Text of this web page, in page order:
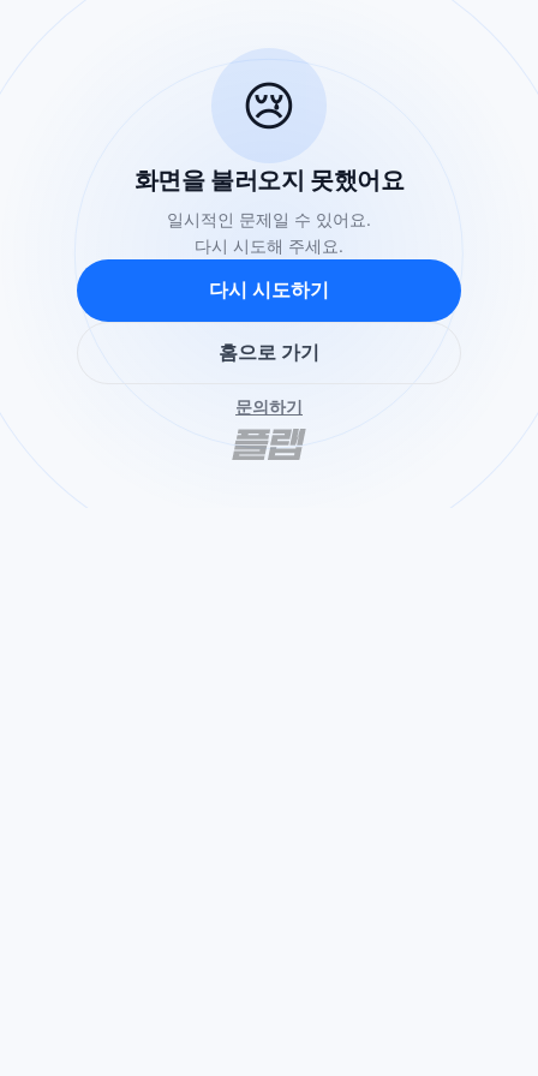
😢
화면을 불러오지 못했어요
일시적인 문제일 수 있어요.
다시 시도해 주세요.
다시 시도하기
홈으로 가기
문의하기